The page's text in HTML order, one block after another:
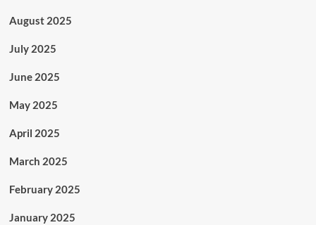
August 2025
July 2025
June 2025
May 2025
April 2025
March 2025
February 2025
January 2025